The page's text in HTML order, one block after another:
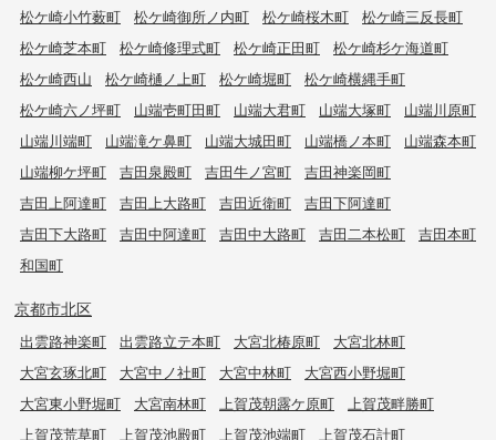
松ケ崎小竹薮町
松ケ崎御所ノ内町 松ケ崎桜木町
松ケ崎三反長町
松ケ崎芝本町
松ケ崎修理式町 松ケ崎正田町
松ケ崎杉ケ海道町
松ケ崎西山
松ケ崎樋ノ上町 松ケ崎堀町
松ケ崎横縄手町
松ケ崎六ノ坪町
山端壱町田町 山端大君町 山端大塚町
山端川原町
山端川端町
山端滝ケ鼻町 山端大城田町 山端橋ノ本町
山端森本町
山端柳ケ坪町
吉田泉殿町 吉田牛ノ宮町
吉田神楽岡町
吉田上阿達町
吉田上大路町 吉田近衛町
吉田下阿達町
吉田下大路町
吉田中阿達町 吉田中大路町 吉田二本松町
吉田本町
和国町
京都市北区
出雲路神楽町 出雲路立テ本町 大宮北椿原町
大宮北林町
大宮玄琢北町
大宮中ノ社町 大宮中林町
大宮西小野堀町
大宮東小野堀町
大宮南林町 上賀茂朝露ケ原町
上賀茂畔勝町
上賀茂荒草町
上賀茂池殿町 上賀茂池端町
上賀茂石計町